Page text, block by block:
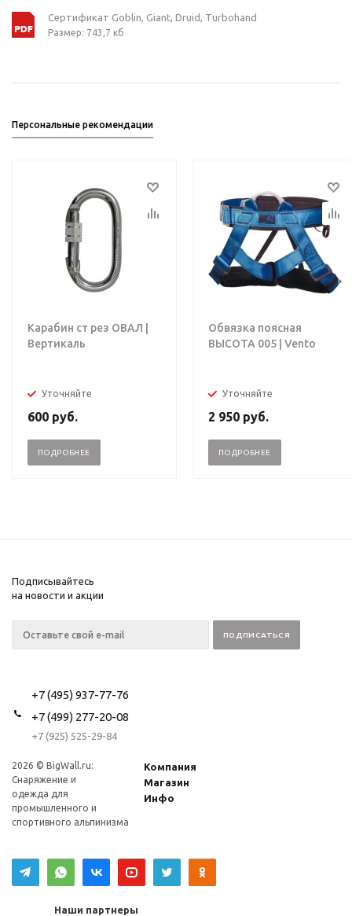
Сертификат Goblin, Giant, Druid, Turbohand
Размер: 743,7 кб
Персональные рекомендации
Карабин ст рез ОВАЛ |
Вертикаль
Уточняйте
600 руб.
ПОДРОБНЕЕ
Обвязка поясная
ВЫСОТА 005 | Vento
Уточняйте
2 950 руб.
ПОДРОБНЕЕ
Подписывайтесь
на новости и акции
+7 (495) 937-77-76
+7 (499) 277-20-08
+7 (925) 525-29-84
2026 © BigWall.ru:
Снаряжение и
одежда для
промышленного и
спортивного альпинизма
Компания
Магазин
Инфо
Наши партнеры